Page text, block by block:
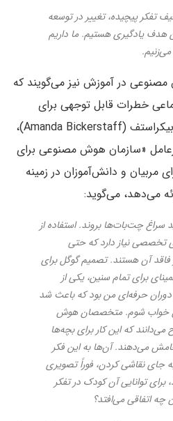
تفکر پیچیده، تغییر در توسعه‌
هدف یادگیری هستیم. ما داریم
در آموزش نیز می‌گویند که
خطرات قابل توجهی برای
جوانان به همراه دارد. آماندا بیکراستف (Amanda Bickerstaff)،
«سازمان هوش مصنوعی برای
مربیان و دانش‌آموزان در زمینه‌
می‌دهد، می‌گوید:
سال نباید سراغ چت‌بات‌ها بروند. استفاده از
تخصصی نیاز دارد که حتی
فاقد آن هستند. تصمیم گوگل برای
برای تمام سنین، یکی از
حرفه‌ای من بود که باعث شد
خواب شوم. متخصصان هوش
که این کار برای بچه‌ها
می‌دهند. آن‌ها به این فکر
جای نقاشی کردن، فوراً تصویری
توانایی آن کودک در تفکر
اتفاقی می‌افتد؟